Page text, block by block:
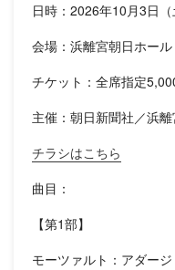
日時：2026年10月3日
会場：浜離宮朝日ホール
チケット：全席指定
主催：朝日新聞社／浜
チラシはこちら
曲目：
【第1部】
モーツァルト：アダー